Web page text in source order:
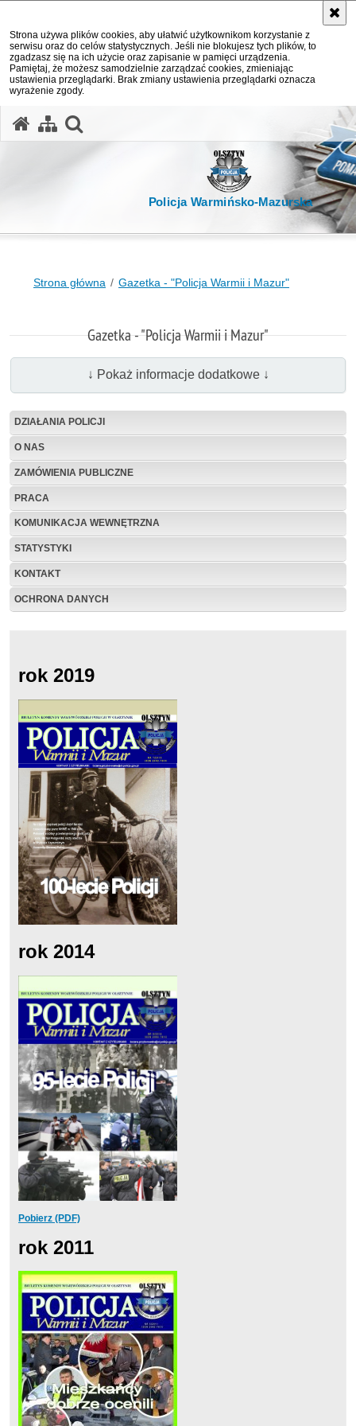
Strona używa plików cookies, aby ułatwić użytkownikom korzystanie z
serwisu oraz do celów statystycznych. Jeśli nie blokujesz tych plików, to
zgadzasz się na ich użycie oraz zapisanie w pamięci urządzenia.
Pamiętaj, że możesz samodzielnie zarządzać cookies, zmieniając
ustawienia przeglądarki. Brak zmiany ustawienia przeglądarki oznacza
wyrażenie zgody.
Policja Warmińsko-Mazurska
Strona główna Gazetka - "Policja Warmii i Mazur"
Gazetka - "Policja Warmii i Mazur"
↓ Pokaż informacje dodatkowe ↓
DZIAŁANIA POLICJI
O NAS
ZAMÓWIENIA PUBLICZNE
PRACA
KOMUNIKACJA WEWNĘTRZNA
STATYSTYKI
KONTAKT
OCHRONA DANYCH
rok 2019
rok 2014
Pobierz (PDF)
rok 2011